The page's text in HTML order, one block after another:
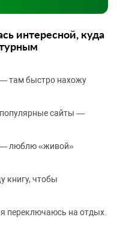
интересной, куда
там быстро нахожу
сайты —
— люблю «живой»
книгу, чтобы
переключаюсь на отдых.